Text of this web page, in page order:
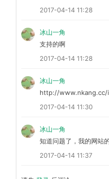
2017-04-14 11:28
冰山一角
支持的啊
2017-04-14 11:28
冰山一角
http://www.nkang.cc/
2017-04-14 11:30
冰山一角
知道问题了，我的网站
2017-04-14 11:37